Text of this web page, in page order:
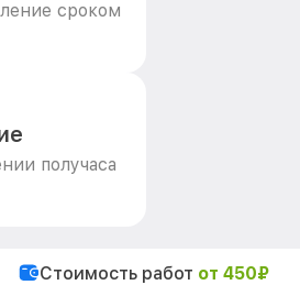
сроком
получаса
Стоимость работ от 450₽